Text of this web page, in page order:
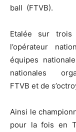
ball (FTVB).
Etalée sur trois
l’opérateur
équipes
nationales
FTVB et de
Ainsi le
pour la fois en